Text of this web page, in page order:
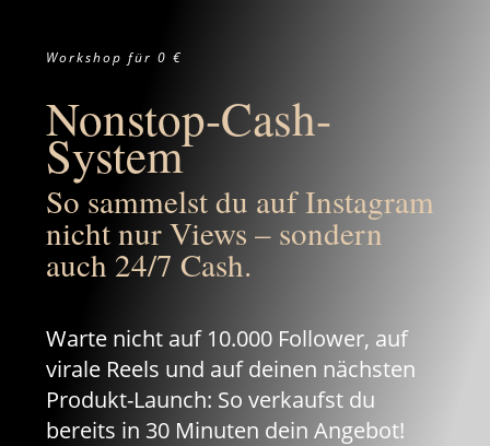
Workshop für 0 €
Nonstop-Cash-
System
So sammelst du auf Instagram
nicht nur Views – sondern
auch 24/7 Cash.
Warte nicht auf 10.000 Follower, auf
virale Reels und auf deinen nächsten
Produkt-Launch: So verkaufst du
bereits in 30 Minuten dein Angebot!